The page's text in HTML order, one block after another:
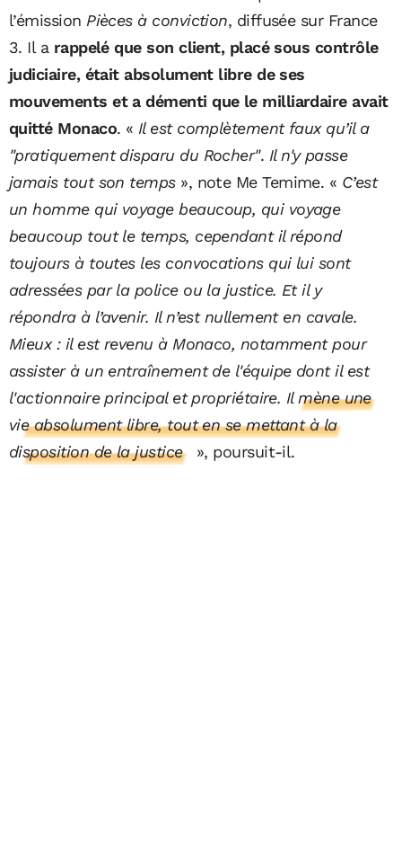
l’émission Pièces à conviction, diffusée sur France
3. Il a rappelé que son client, placé sous contrôle
judiciaire, était absolument libre de ses
mouvements et a démenti que le milliardaire avait
quitté Monaco. « Il est complètement faux qu’il a
"pratiquement disparu du Rocher". Il n'y passe
jamais tout son temps», note Me Temime. « C’est
un homme qui voyage beaucoup, qui voyage
beaucoup tout le temps, cependant il répond
toujours à toutes les convocations qui lui sont
adressées par la police ou la justice. Et il y
répondra à l’avenir. Il n’est nullement en cavale.
Mieux : il est revenu à Monaco, notamment pour
assister à un entraînement de l'équipe dont il est
l'actionnaire principal et propriétaire. Il mène une
vie absolument libre, tout en se mettant à la
disposition de la justice
», poursuit-il.